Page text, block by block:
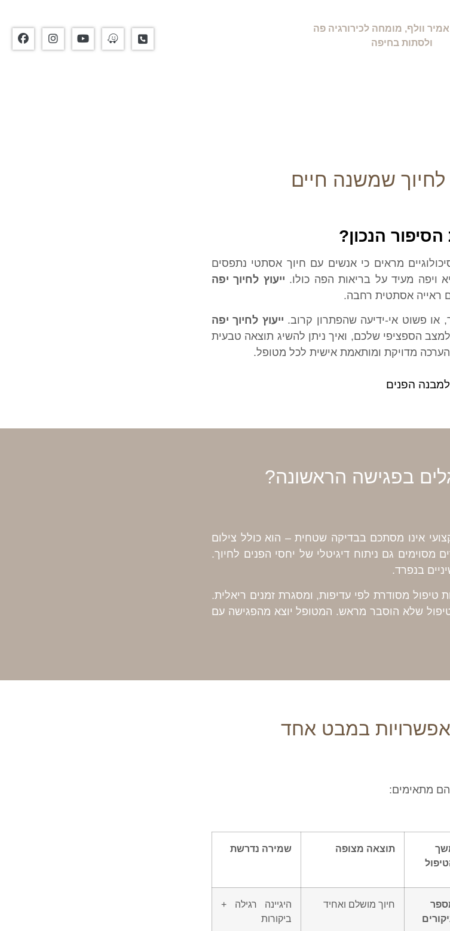
לחיוך שמשנה חיים
הנכון?
מראים כי אנשים עם חיוך אסתטי נתפסים
ויפה מעיד על בריאות הפה כולו. ייעוץ לחיוך יפה
ראייה אסתטית רחבה.
פשוט אי-ידיעה שהפתרון קרוב. ייעוץ לחיוך יפה
הספציפי שלכם, ואיך ניתן להשיג תוצאה טבעית
מדויקת ומותאמת אישית לכל מטופל.
בפגישה הראשונה?
אינו מסתכם בבדיקה שטחית – הוא כולל צילום
מסוימים גם ניתוח דיגיטלי של יחסי הפנים לחיוך.
בנפרד.
מסודרת לפי עדיפות, ומסגרת זמנים ריאלית.
שלא הוסבר מראש. המטופל יוצא מהפגישה עם
במבט אחד
הם מתאימים:
תוצאה מצופה שמירה נדרשת
חיוך מושלם ואחיד
היגיינה רגילה +
ביקורות